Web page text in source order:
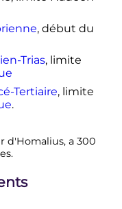
, début du
Trias, limite
Tertiaire, limite
.
d'Homalius, a 300